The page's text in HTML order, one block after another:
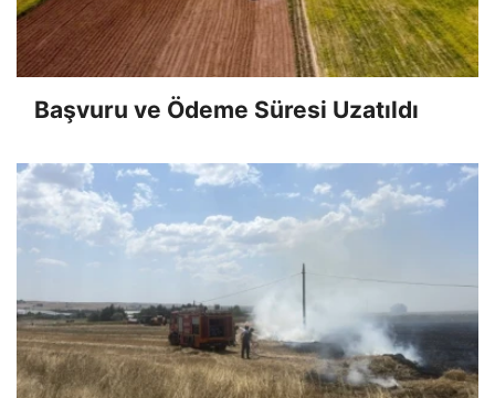
Başvuru ve Ödeme Süresi Uzatıldı